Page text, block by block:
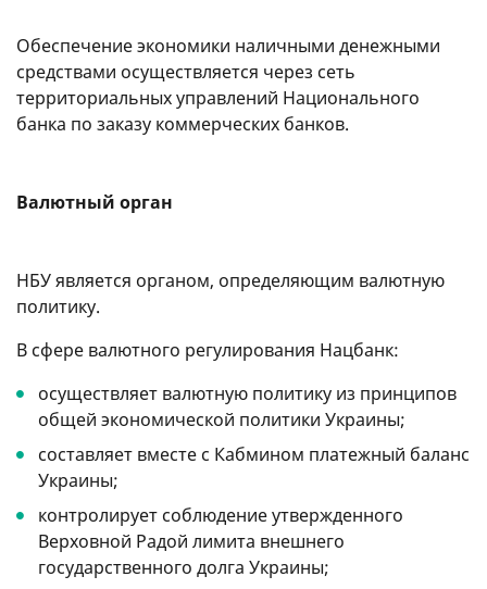
Обеспечение экономики наличными денежными
средствами осуществляется через сеть
территориальных управлений Национального
банка по заказу коммерческих банков.
Валютный орган
НБУ является органом, определяющим валютную
политику.
В сфере валютного регулирования Нацбанк:
осуществляет валютную политику из принципов
общей экономической политики Украины;
составляет вместе с Кабмином платежный баланс
Украины;
контролирует соблюдение утвержденного
Верховной Радой лимита внешнего
государственного долга Украины;